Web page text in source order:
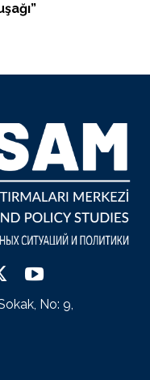
No: 9,